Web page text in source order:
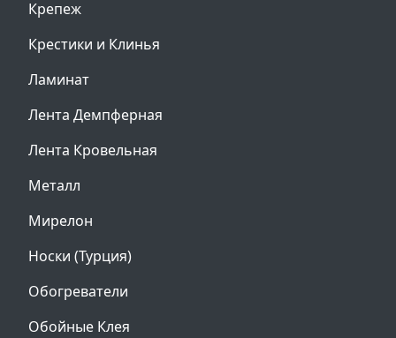
Крепеж
Крестики и Клинья
Ламинат
Лента Демпферная
Лента Кровельная
Металл
Мирелон
Носки (Турция)
Обогреватели
Обойные Клея